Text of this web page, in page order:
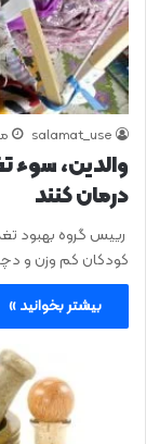
salamat_use
والدین، سوء
درمان کنند
رییس گروه بهبود
کودکان کم وزن و
بیشتر بخوانید »